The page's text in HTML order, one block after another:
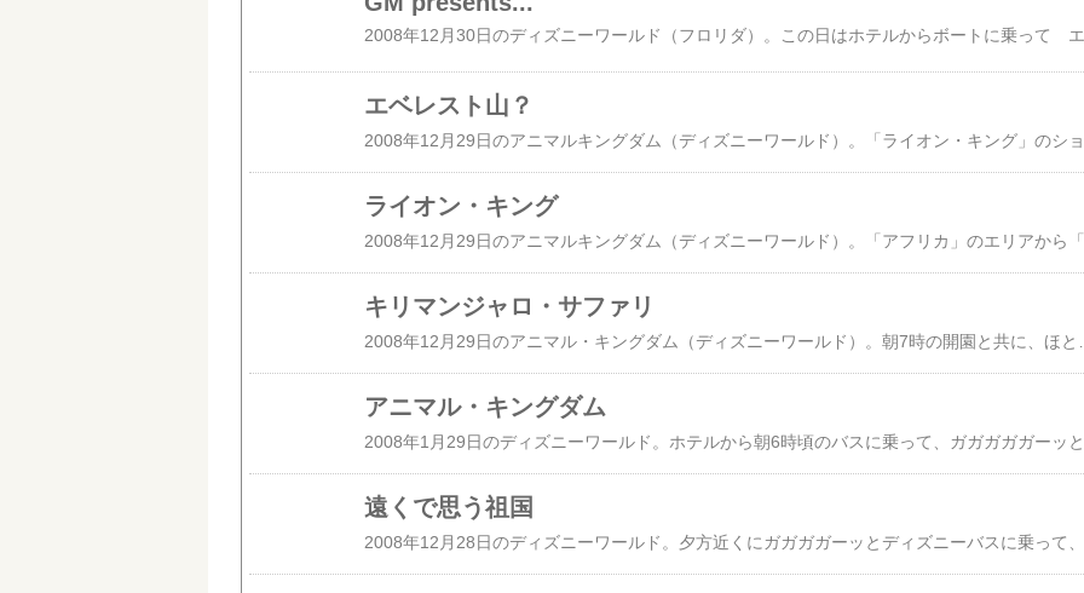
エベレスト山？
ライオン・キング
キリマンジャロ・サファリ
アニマル・キングダム
遠くで思う祖国